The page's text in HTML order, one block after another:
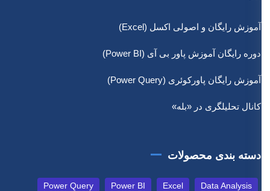
آموزش رایگان و اصولی اکسل (Excel)
دوره رایگان آموزش پاور بی آی (Power BI)
آموزش رایگان پاورکوئری (Power Query)
کانال تحلیلگری در «بله»
دسته بندی محصولات
Data Analysis
Excel
Power BI
Power Query